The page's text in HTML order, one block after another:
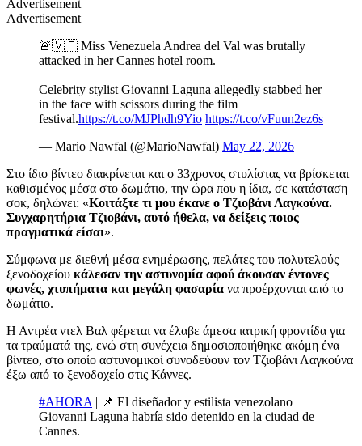
Advertisement
Advertisement
🚨🇻🇪 Miss Venezuela Andrea del Val was brutally
attacked in her Cannes hotel room.
Celebrity stylist Giovanni Laguna allegedly stabbed her
in the face with scissors during the film
festival.https://t.co/MJPhdh9Yio https://t.co/vFuun2ez6s
— Mario Nawfal (@MarioNawfal) May 22, 2026
Στο ίδιο βίντεο διακρίνεται και ο 33χρονος στυλίστας να βρίσκεται
καθισμένος μέσα στο δωμάτιο, την ώρα που η ίδια, σε κατάσταση
σοκ, δηλώνει: «Κοιτάξτε τι μου έκανε ο Τζιοβάνι Λαγκούνα.
Συγχαρητήρια Τζιοβάνι, αυτό ήθελα, να δείξεις ποιος
πραγματικά είσαι».
Σύμφωνα με διεθνή μέσα ενημέρωσης, πελάτες του πολυτελούς
ξενοδοχείου κάλεσαν την αστυνομία αφού άκουσαν έντονες
φωνές, χτυπήματα και μεγάλη φασαρία να προέρχονται από το
δωμάτιο.
Η Αντρέα ντελ Βαλ φέρεται να έλαβε άμεσα ιατρική φροντίδα για
τα τραύματά της, ενώ στη συνέχεια δημοσιοποιήθηκε ακόμη ένα
βίντεο, στο οποίο αστυνομικοί συνοδεύουν τον Τζιοβάνι Λαγκούνα
έξω από το ξενοδοχείο στις Κάννες.
#AHORA | 📌 El diseñador y estilista venezolano
Giovanni Laguna habría sido detenido en la ciudad de
Cannes.